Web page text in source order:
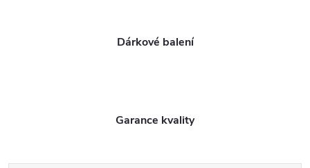
Dárkové balení
Garance kvality